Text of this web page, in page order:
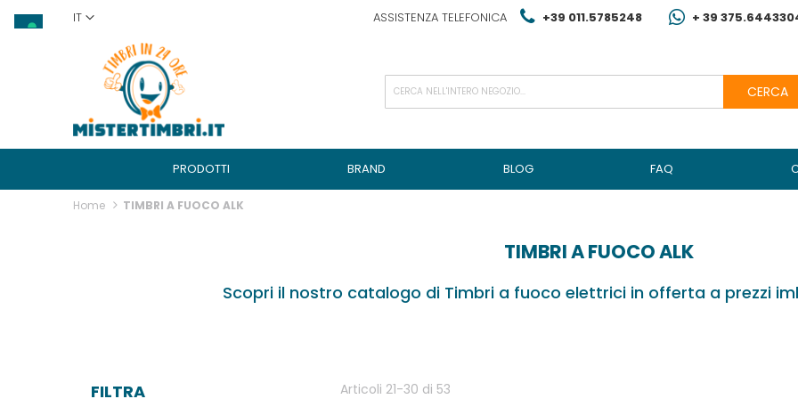
al
IT ASSISTENZA TELEFONICA +39 011.5785248 + 39
CERCA
PRODOTTI BRAND BLOG FAQ
Home TIMBRI A FUOCO ALK
TIMBRI A FUOCO ALK
Scopri il nostro catalogo di Timbri a fuoco elettrici in offerta a prezzi
Articoli 21-30 di 53
FILTRA